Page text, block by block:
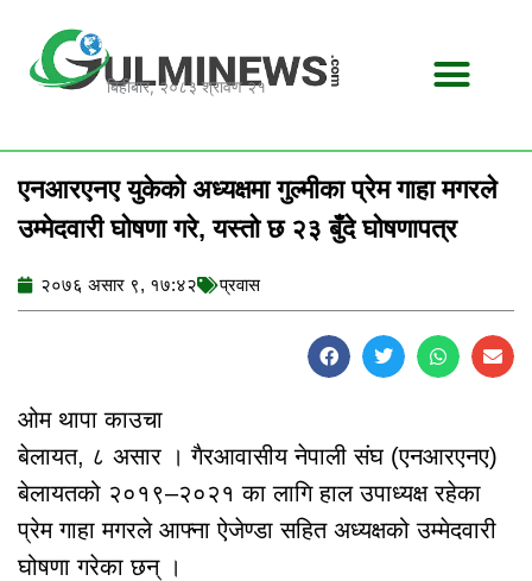
content
बिहीबार, २०८३ श्रावण २१
एनआरएनए युकेको अध्यक्षमा गुल्मीका प्रेम गाहा मगरले
उम्मेदवारी घोषणा गरे, यस्तो छ २३ बुँदे घोषणापत्र
२०७६ असार ९, १७:४२ प्रवास
ओम थापा काउचा
बेलायत, ८ असार । गैरआवासीय नेपाली संघ (एनआरएनए)
बेलायतको २०१९–२०२१ का लागि हाल उपाध्यक्ष रहेका
प्रेम गाहा मगरले आफ्ना ऐजेण्डा सहित अध्यक्षको उम्मेदवारी
घोषणा गरेका छन् ।